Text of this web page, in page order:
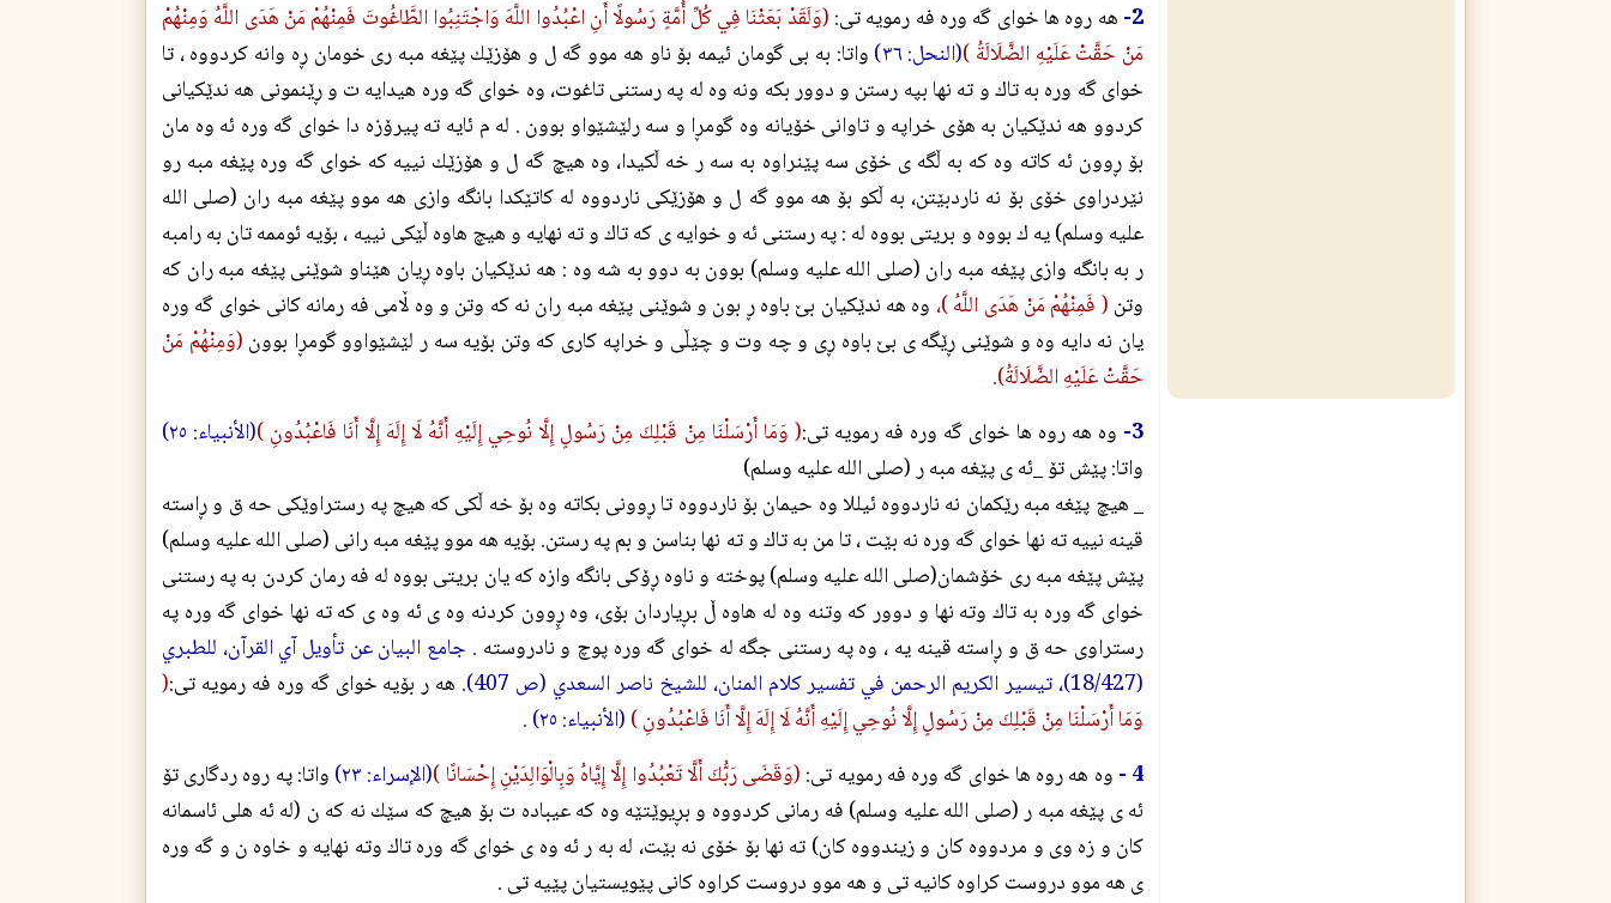
2- هه روه ها خواى گه وره فه رمويه تى: (وَلَقَدْ بَعَثْنَا فِي كُلِّ أُمَّةٍ رَسُولًا أَنِ اعْبُدُوا اللَّهَ وَاجْتَنِبُوا الطَّاغُوتَ فَمِنْهُمْ مَنْ هَدَى اللَّهُ وَمِنْهُمْ
مَنْ حَقَّتْ عَلَيْهِ الضَّلَالَةُ )(النحل: ٣٦)
واتا: به بى گومان ئيمه بۆ ناو هه موو گه ل و هۆزێك پێغه مبه رى خومان ڕه وانه كردووه ، تا
خواى گه وره به تاك و ته نها بپه رستن و دوور بكه ونه وه له په رستنى تاغوت، وه خواى گه وره هيدايه ت و ڕێنمونى هه ندێكيانى
كردوو هه ندێكيان به هۆى خراپه و تاوانى خۆيانه وه گومڕا و سه رلێشێواو بوون . له م ئايه ته پيرۆزه دا خواى گه وره ئه وه مان
بۆ ڕوون ئه كاته وه كه به ڵگه ى خۆى سه پێنراوه به سه ر خه ڵكيدا، وه هيچ گه ل و هۆزێك نييه كه خواى گه وره پێغه مبه رو
نێردراوى خۆى بۆ نه ناردبێتن، به ڵكو بۆ هه موو گه ل و هۆزێكى ناردووه له كاتێكدا بانگه وازى هه موو پێغه مبه ران (صلی الله
علیه وسلم) يه ك بووه و بريتى بووه له : په رستنى ئه و خوايه ى كه تاك و ته نهايه و هيچ هاوه ڵێكى نييه ، بۆيه ئوممه تان به رامبه
ر به بانگه وازى پێغه مبه ران (صلی الله علیه وسلم) بوون به دوو به شه وه : هه ندێكيان باوه ڕيان هێناو شوێنى پێغه مبه ران كه
وتن ( فَمِنْهُمْ مَنْ هَدَى اللَّهُ )، وه هه ندێكيان بێ باوه ڕ بون و شوێنى پێغه مبه ران نه كه وتن و وه ڵامى فه رمانه كانى خواى گه وره
يان نه دايه وه و شوێنى ڕێگه ى بێ باوه ڕى و چه وت و چێڵى و خراپه كارى كه وتن بۆيه سه ر لێشێواوو گومڕا بوون (وَمِنْهُمْ مَنْ
حَقَّتْ عَلَيْهِ الضَّلَالَةُ).
3- وه هه روه ها خواى گه وره فه رمويه تى:( وَمَا أَرْسَلْنَا مِنْ قَبْلِكَ مِنْ رَسُولٍ إِلَّا نُوحِي إِلَيْهِ أَنَّهُ لَا إِلَهَ إِلَّا أَنَا فَاعْبُدُونِ )(الأنبياء: ٢٥)
واتا: پێش تۆ _ئه ى پێغه مبه ر (صلی الله علیه وسلم)
_ هيچ پێغه مبه رێكمان نه ناردووه ئيللا وه حيمان بۆ ناردووه تا ڕوونى بكاته وه بۆ خه ڵكى كه هيچ په رستراوێكى حه ق و ڕاسته
قينه نييه ته نها خواى گه وره نه بێت ، تا من به تاك و ته نها بناسن و بم په رستن. بۆيه هه موو پێغه مبه رانى (صلی الله علیه وسلم)
پێش پێغه مبه رى خۆشمان(صلی الله علیه وسلم) پوخته و ناوه ڕۆكى بانگه وازه كه يان بريتى بووه له فه رمان كردن به په رستنى
خواى گه وره به تاك وته نها و دوور كه وتنه وه له هاوه ڵ بڕياردان بۆى، وه ڕِوون كردنه وه ى ئه وه ى كه ته نها خواى گه وره په
رستراوى حه ق و ڕاسته قينه يه ، وه په رستنى جگه له خواى گه وره پوچ و نادروسته . جامع البيان عن تأويل آي القرآن، للطبري
(18/427)، تيسير الكريم الرحمن في تفسير كلام المنان، للشيخ ناصر السعدي (ص 407).
هه ر بۆيه خواى گه وره فه رمويه تى:(
وَمَا أَرْسَلْنَا مِنْ قَبْلِكَ مِنْ رَسُولٍ إِلَّا نُوحِي إِلَيْهِ أَنَّهُ لَا إِلَهَ إِلَّا أَنَا فَاعْبُدُونِ ) (الأنبياء: ٢٥) .
4 - وه هه روه ها خواى گه وره فه رمويه تى: (وَقَضَى رَبُّكَ أَلَّا تَعْبُدُوا إِلَّا إِيَّاهُ وَبِالْوَالِدَيْنِ إِحْسَانًا )(الإسراء: ٢٣)
واتا: په روه ردگارى تۆ
ئه ى پێغه مبه ر (صلی الله علیه وسلم) فه رمانى كردووه و بڕيوێتێه وه كه عيباده ت بۆ هيچ كه سێك نه كه ن (له ئه هلى ئاسمانه
كان و زه وى و مردووه كان و زيندووه كان) ته نها بۆ خۆى نه بێت، له به ر ئه وه ى خواى گه وره تاك وته نهايه و خاوه ن و گه وره
ى هه موو دروست كراوه كانيه تى و هه موو دروست كراوه كانى پێويستيان پێيه تى .